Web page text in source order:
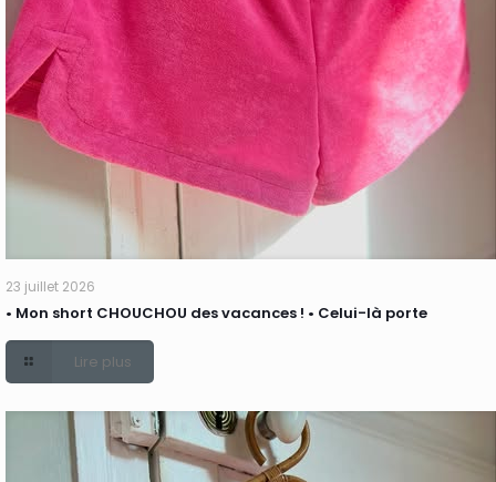
23 juillet 2026
• Mon short CHOUCHOU des vacances ! • Celui-là porte
Lire plus